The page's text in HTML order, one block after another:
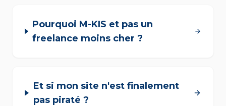
Pourquoi M-KIS et pas un
freelance moins cher ?
Et si mon site n'est finalement
pas piraté ?